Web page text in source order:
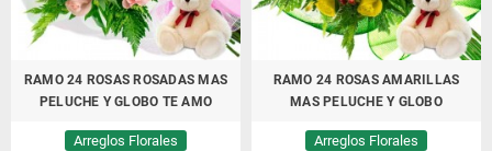
RAMO 24 ROSAS ROSADAS MAS
PELUCHE Y GLOBO TE AMO
Arreglos Florales
RAMO 24 ROSAS AMARILLAS
MAS PELUCHE Y GLOBO
Arreglos Florales